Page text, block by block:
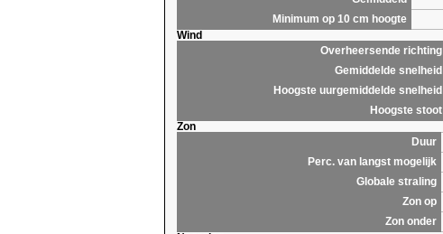
Minimum op 10 cm hoogte
Wind
Overheersende richting
Gemiddelde snelheid
Hoogste uurgemiddelde snelheid
Hoogste stoot
Zon
Duur
Perc. van langst mogelijk
Globale straling
Zon op
Zon onder